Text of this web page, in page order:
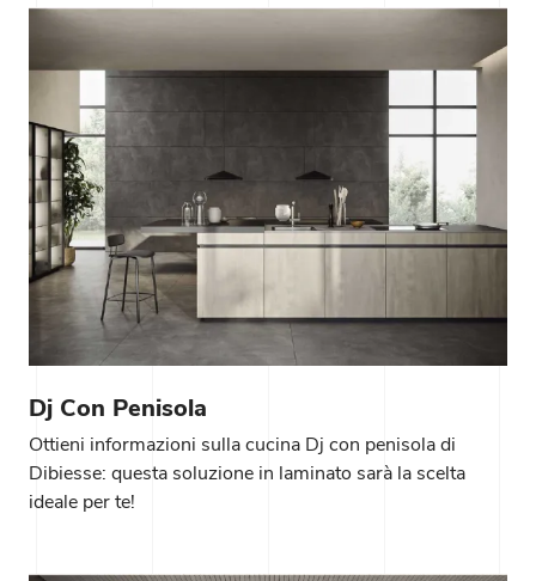
Dj Con Penisola
Ottieni informazioni sulla cucina Dj con penisola di
Dibiesse: questa soluzione in laminato sarà la scelta
ideale per te!